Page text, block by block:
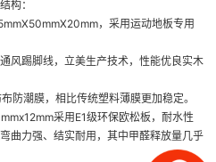
构：
，采用运动地板专用
风踢脚线，立美生产技术，性能优良实木
防潮膜，相比传统塑料薄膜更加稳定。
采用E1级环保欧松板，耐水性
曲力强、结实耐用，其中甲醛释放量几乎